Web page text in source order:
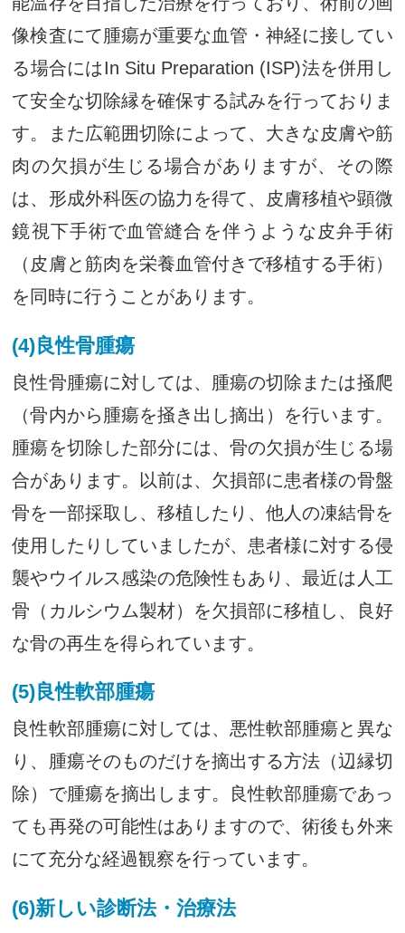
像検査にて腫瘍が重要な血管・神経に接してい
る場合にはIn Situ Preparation (ISP)法を併用し
て安全な切除縁を確保する試みを行っておりま
す。また広範囲切除によって、大きな皮膚や筋
肉の欠損が生じる場合がありますが、その際
は、形成外科医の協力を得て、皮膚移植や顕微
鏡視下手術で血管縫合を伴うような皮弁手術
（皮膚と筋肉を栄養血管付きで移植する手術）
を同時に行うことがあります。
(4)良性骨腫瘍
良性骨腫瘍に対しては、腫瘍の切除または掻爬
（骨内から腫瘍を掻き出し摘出）を行います。
腫瘍を切除した部分には、骨の欠損が生じる場
合があります。以前は、欠損部に患者様の骨盤
骨を一部採取し、移植したり、他人の凍結骨を
使用したりしていましたが、患者様に対する侵
襲やウイルス感染の危険性もあり、最近は人工
骨（カルシウム製材）を欠損部に移植し、良好
な骨の再生を得られています。
(5)良性軟部腫瘍
良性軟部腫瘍に対しては、悪性軟部腫瘍と異な
り、腫瘍そのものだけを摘出する方法（辺縁切
除）で腫瘍を摘出します。良性軟部腫瘍であっ
ても再発の可能性はありますので、術後も外来
にて充分な経過観察を行っています。
(6)新しい診断法・治療法